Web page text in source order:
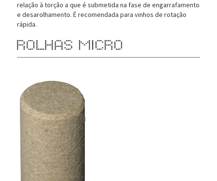
relação à torção a que é submetida na fase de engarrafamento
e desarolhamento. É recomendada para vinhos de rotação
rápida.
Rolhas Micro